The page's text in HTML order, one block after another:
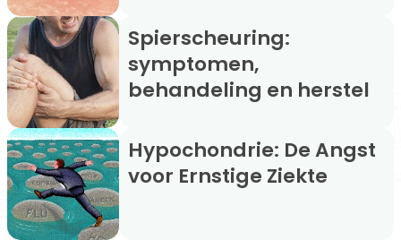
Spierscheuring:
symptomen,
behandeling en herstel
Hypochondrie: De Angst
voor Ernstige Ziekte